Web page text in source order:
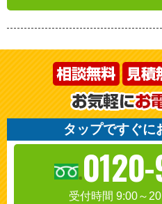
タップですぐに
受付時間 9:00～